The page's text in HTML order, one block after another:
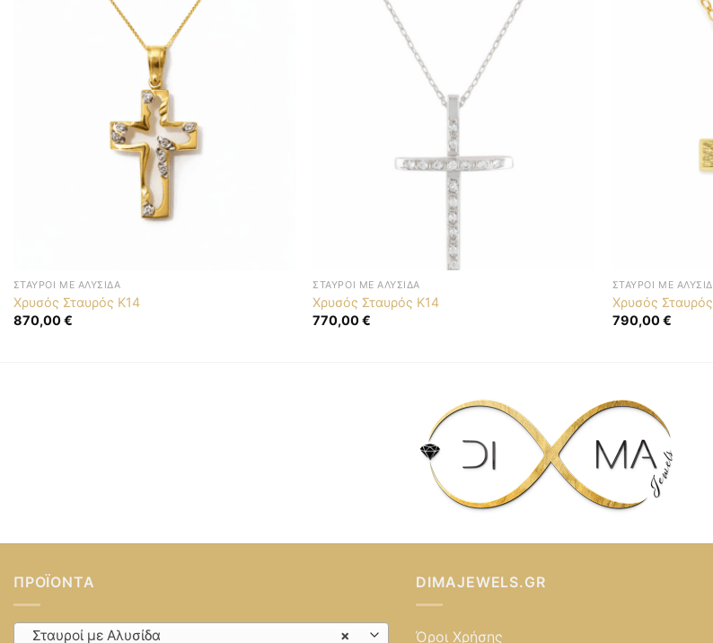
ΣΤΑΥΡΟΊ ΜΕ ΑΛΥΣΊΔΑ
Χρυσός Σταυρός K14
870,00€
ΣΤΑΥΡΟΊ ΜΕ ΑΛΥΣΊΔΑ
Χρυσός Σταυρός K14
770,00€
ΣΤΑΥΡΟΊ ΜΕ
Χρυσός
790,00€
ΠΡΟΪΌΝΤΑ
×
Σταυροί με Αλυσίδα
DIMAJEWELS.GR
Όροι Χρήσης